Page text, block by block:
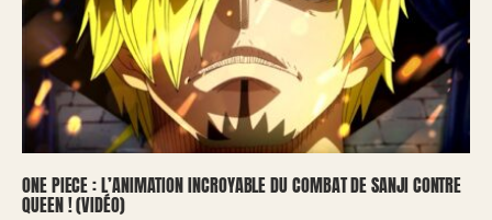
ONE PIECE : L’ANIMATION INCROYABLE DU COMBAT DE SANJI CONTRE
QUEEN ! (VIDÉO)